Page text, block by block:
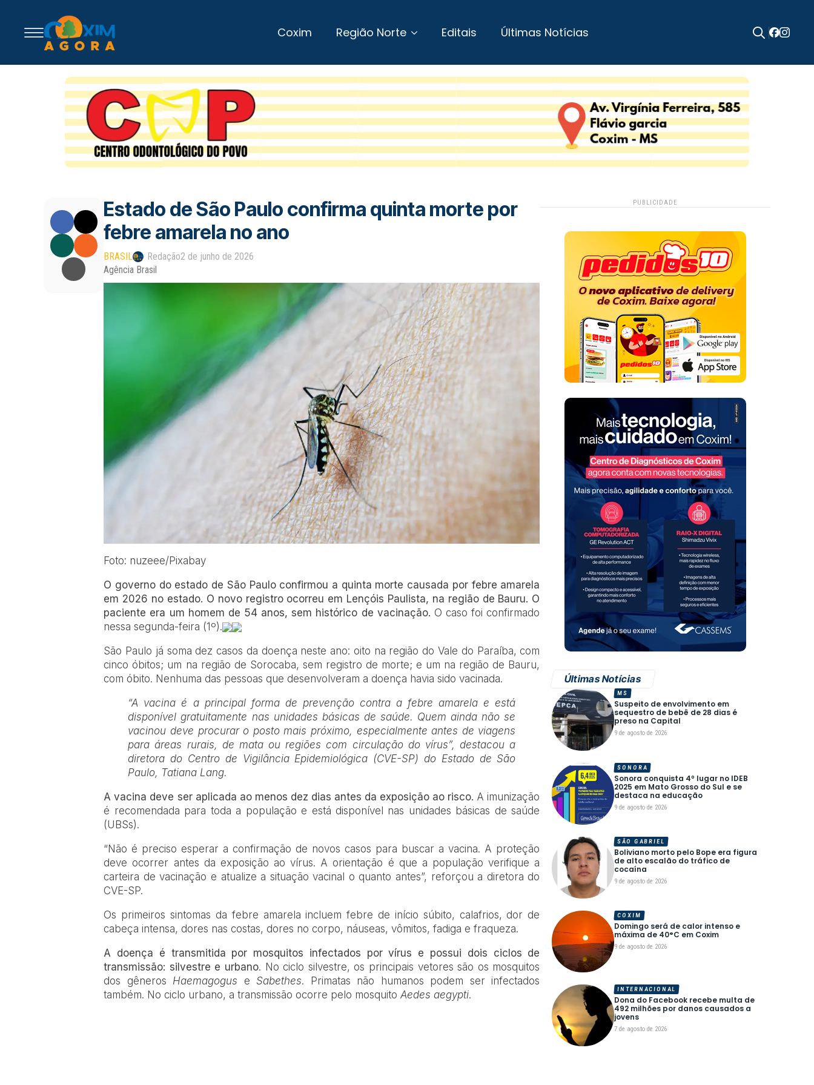
Coxim Região Norte Editais Últimas Notícias
Estado de São Paulo confirma quinta morte por
febre amarela no ano
BRASIL Redação2 de junho de 2026
Agência Brasil
Foto: nuzeee/Pixabay
O governo do estado de São Paulo confirmou a quinta morte causada por febre amarela
em 2026 no estado. O novo registro ocorreu em Lençóis Paulista, na região de Bauru. O
paciente era um homem de 54 anos, sem histórico de vacinação. O caso foi confirmado
nessa segunda-feira (1º).
São Paulo já soma dez casos da doença neste ano: oito na região do Vale do Paraíba, com
cinco óbitos; um na região de Sorocaba, sem registro de morte; e um na região de Bauru,
com óbito. Nenhuma das pessoas que desenvolveram a doença havia sido vacinada.
“A vacina é a principal forma de prevenção contra a febre amarela e está
disponível gratuitamente nas unidades básicas de saúde. Quem ainda não se
vacinou deve procurar o posto mais próximo, especialmente antes de viagens
para áreas rurais, de mata ou regiões com circulação do vírus”, destacou a
diretora do Centro de Vigilância Epidemiológica (CVE-SP) do Estado de São
Paulo, Tatiana Lang.
A vacina deve ser aplicada ao menos dez dias antes da exposição ao risco. A imunização
é recomendada para toda a população e está disponível nas unidades básicas de saúde
(UBSs).
“Não é preciso esperar a confirmação de novos casos para buscar a vacina. A proteção
deve ocorrer antes da exposição ao vírus. A orientação é que a população verifique a
carteira de vacinação e atualize a situação vacinal o quanto antes”, reforçou a diretora do
CVE-SP.
Os primeiros sintomas da febre amarela incluem febre de início súbito, calafrios, dor de
cabeça intensa, dores nas costas, dores no corpo, náuseas, vômitos, fadiga e fraqueza.
A doença é transmitida por mosquitos infectados por vírus e possui dois ciclos de
transmissão: silvestre e urbano. No ciclo silvestre, os principais vetores são os mosquitos
dos gêneros Haemagogus e Sabethes. Primatas não humanos podem ser infectados
também. No ciclo urbano, a transmissão ocorre pelo mosquitoAedes aegypti.
PUBLICIDADE
Últimas Notícias
Suspeito de envolvimento em
sequestro de bebê de 28 dias é
preso na Capital
9 de agosto de 2026
MS
Sonora conquista 4º lugar no IDEB
2025 em Mato Grosso do Sul e se
destaca na educação
9 de agosto de 2026
SONORA
Boliviano morto pelo Bope era figura
de alto escalão do tráfico de
cocaína
9 de agosto de 2026
SÃO GABRIEL
Domingo será de calor intenso e
máxima de 40°C em Coxim
9 de agosto de 2026
COXIM
Dona do Facebook recebe multa de
492 milhões por danos causados a
jovens
7 de agosto de 2026
INTERNACIONAL